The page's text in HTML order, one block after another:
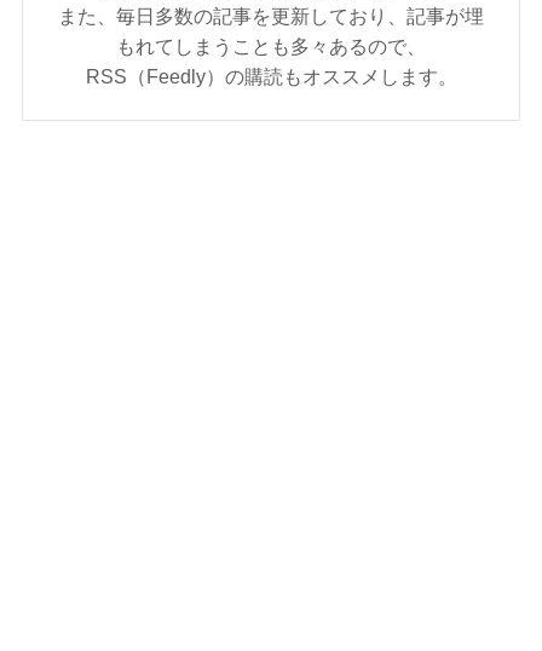
また、毎日多数の記事を更新しており、記事が埋
もれてしまうことも多々あるので、
RSS（Feedly）の購読もオススメします。